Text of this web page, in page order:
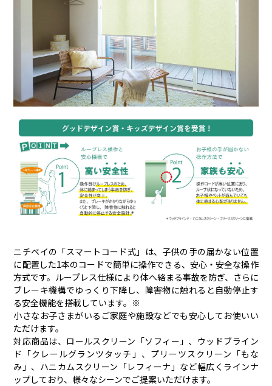
ニチベイの「スマートコード式」は、子供の手の届かない位置
に配置した1本のコードで簡単に操作できる、安心・安全な操作
方式です。ループレス仕様により体へ絡まる事故を防ぎ、さらに
ブレーキ機構でゆっくり下降し、障害物に触れると自動停止す
る安全機能を搭載しています。※
小さなお子さまがいるご家庭や施設などでも安心してお使いい
ただけます。
対応商品は、ロールスクリーン「ソフィー」、ウッドブライン
ド「クレールグランツタッチ」、プリーツスクリーン「もな
み」、ハニカムスクリーン「レフィーナ」など幅広くラインナ
ップしており、様々なシーンでご提案いただけます。